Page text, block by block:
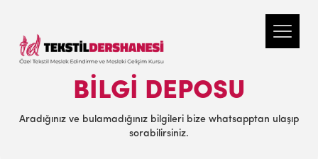
BILGI DEPOSU
Aradığınız ve bulamadığınız bilgileri bize whatsapptan ulaşıp
sorabilirsiniz.